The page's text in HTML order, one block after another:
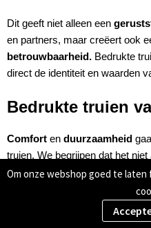
Dit geeft niet alleen een
en partners, maar creëert ook
betrouwbaarheid.Bedrukte
direct de identiteit en waarden
Bedrukte truien
Comforten duurzaamheid
truien. We begrijpen dat het
eruitziet, maar ook hoe
ontworpen om te voldoen aan
draagcomfort, zodat uw
Om onze webshop goed te